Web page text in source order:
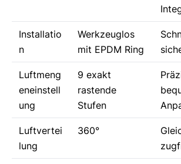
Installatio
n
Werkzeuglos
mit EPDM Ring
Luftmeng
eneinstell
ung
9 exakt
rastende
Stufen
Luftvertei
lung
360°